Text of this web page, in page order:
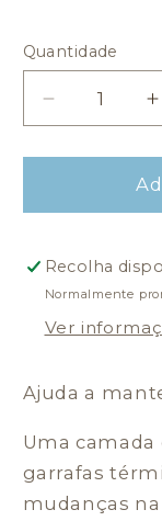
Quantidade
Quantidade
Diminuir
a
quantidade
Bolsa
700ml
-
a
Recolha
Normalmente
Ver
Ajuda a
Uma
garrafas
mudanças